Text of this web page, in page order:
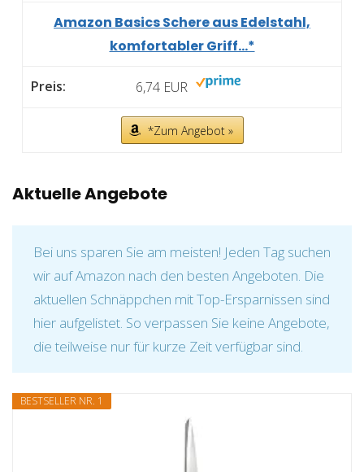
Amazon Basics Schere aus Edelstahl,
komfortabler Griff...*
6,74 EUR
*Zum Angebot »
Aktuelle Angebote
Bei uns sparen Sie am meisten! Jeden Tag suchen
wir auf Amazon nach den besten Angeboten. Die
aktuellen Schnäppchen mit Top-Ersparnissen sind
hier aufgelistet. So verpassen Sie keine Angebote,
die teilweise nur für kurze Zeit verfügbar sind.
BESTSELLER NR. 1